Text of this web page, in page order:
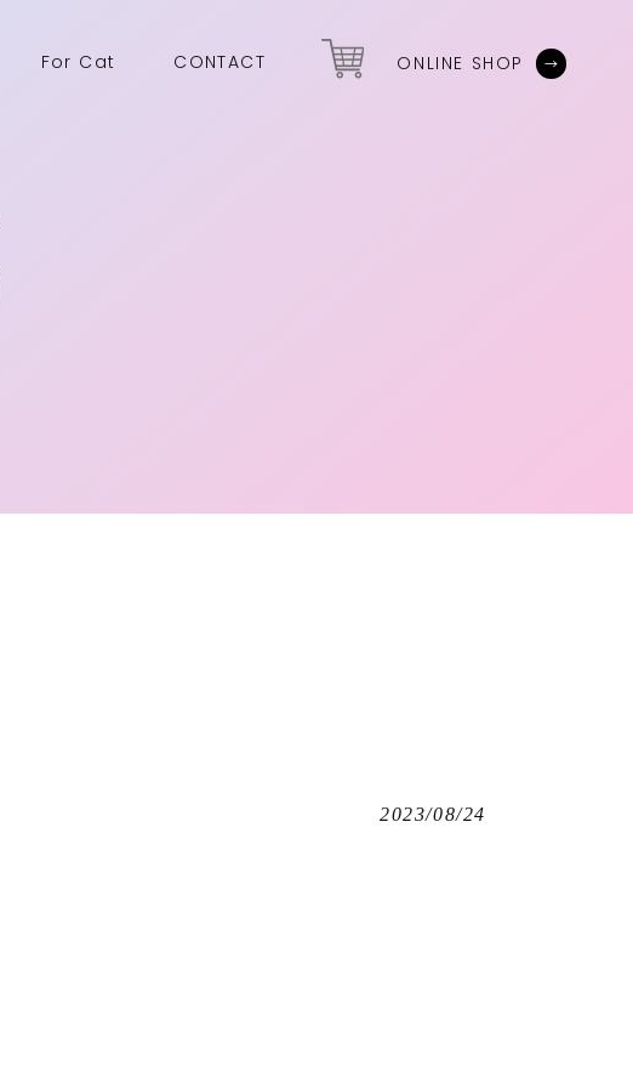
For Cat CONTACT ONLINE SHOP
2023/08/24